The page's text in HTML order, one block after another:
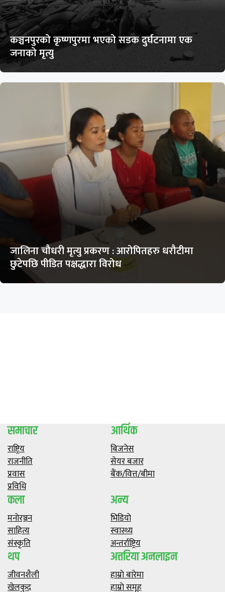
कञ्चनपुरको कृष्णपुरमा भएको सडक दुर्घटनामा एक
जनाको मृत्यु
जालिना चौधरी मृत्यु प्रकरण : आरोपितहरु धरौटीमा
छुटेपछि पीडित पक्षद्धारा विरोध
समाचार
राष्ट्रिय
राजनीति
प्रवास
प्रविधि
आर्थिक
बिजनेस
सेयर बजार
बैंक/वित्त/बीमा
कला
मनाेरञ्जन
साहित्य
संस्कृति
अन्य
भिडियाे
स्वास्थ्य
अन्तर्राष्ट्रिय
थप
जीवनशैली
खेलकुद
अत्तरिया अनलाइन
हाम्राे बारेमा
हाम्राे समूह